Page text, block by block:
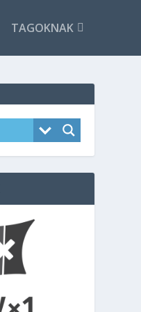
TAGOKNAK